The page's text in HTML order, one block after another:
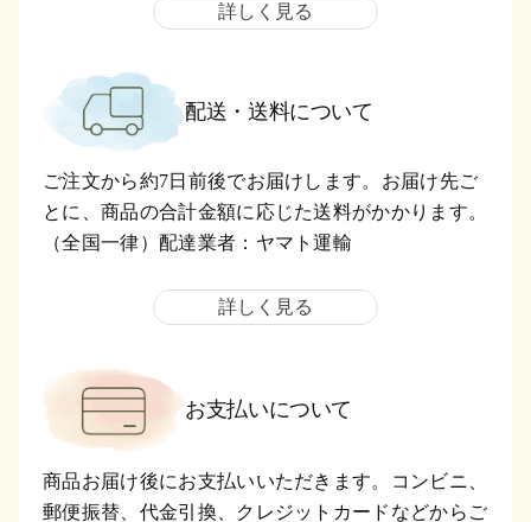
詳しく見る
配送・送料について
ご注文から約7日前後でお届けします。お届け先ご
とに、商品の合計金額に応じた送料がかかります。
（全国一律）配達業者：ヤマト運輸
詳しく見る
お支払いについて
商品お届け後にお支払いいただきます。コンビニ、
郵便振替、代金引換、クレジットカードなどからご